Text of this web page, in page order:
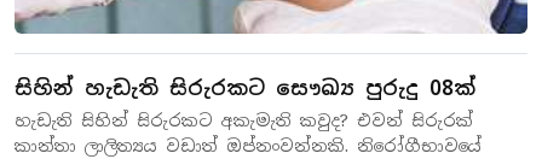
සිහින් හැඩැති සිරුරකට සෞඛ්‍ය පුරුදු 08ක්
හැඩැති සිහින් සිරුරකට අකැමැති කවුද? එවන් සිරුරක්
කාන්තා ලාලිත්‍යය වඩාත් ඔප්නංවන්නකි. නිරෝගීභාවයේ